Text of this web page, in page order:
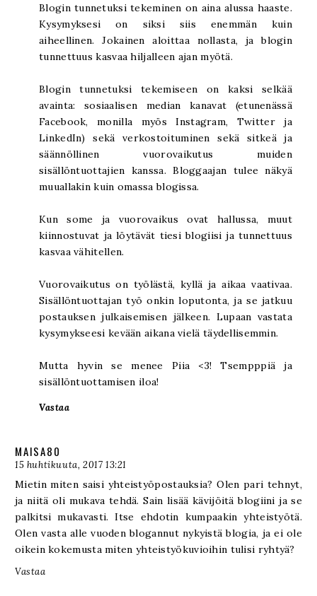
Blogin tunnetuksi tekeminen on aina alussa haaste.
Kysymyksesi on siksi siis enemmän kuin
aiheellinen. Jokainen aloittaa nollasta, ja blogin
tunnettuus kasvaa hiljalleen ajan myötä.
Blogin tunnetuksi tekemiseen on kaksi selkää
avainta: sosiaalisen median kanavat (etunenässä
Facebook, monilla myös Instagram, Twitter ja
LinkedIn) sekä verkostoituminen sekä sitkeä ja
säännöllinen vuorovaikutus muiden
sisällöntuottajien kanssa. Bloggaajan tulee näkyä
muuallakin kuin omassa blogissa.
Kun some ja vuorovaikus ovat hallussa, muut
kiinnostuvat ja löytävät tiesi blogiisi ja tunnettuus
kasvaa vähitellen.
Vuorovaikutus on työlästä, kyllä ja aikaa vaativaa.
Sisällöntuottajan työ onkin loputonta, ja se jatkuu
postauksen julkaisemisen jälkeen. Lupaan vastata
kysymykseesi kevään aikana vielä täydellisemmin.
Mutta hyvin se menee Piia <3! Tsempppiä ja
sisällöntuottamisen iloa!
Vastaa
MAISA80
15 huhtikuuta, 2017 13:21
Mietin miten saisi yhteistyöpostauksia? Olen pari tehnyt,
ja niitä oli mukava tehdä. Sain lisää kävijöitä blogiini ja se
palkitsi mukavasti. Itse ehdotin kumpaakin yhteistyötä.
Olen vasta alle vuoden blogannut nykyistä blogia, ja ei ole
oikein kokemusta miten yhteistyökuvioihin tulisi ryhtyä?
Vastaa